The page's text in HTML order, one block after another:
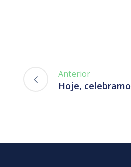
Anterior
Hoje,